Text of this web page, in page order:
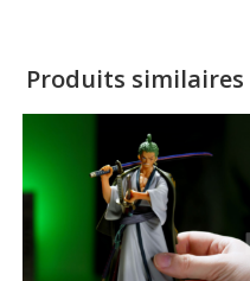
Produits similaires